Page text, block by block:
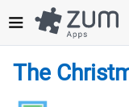
zum
Inhalt
The